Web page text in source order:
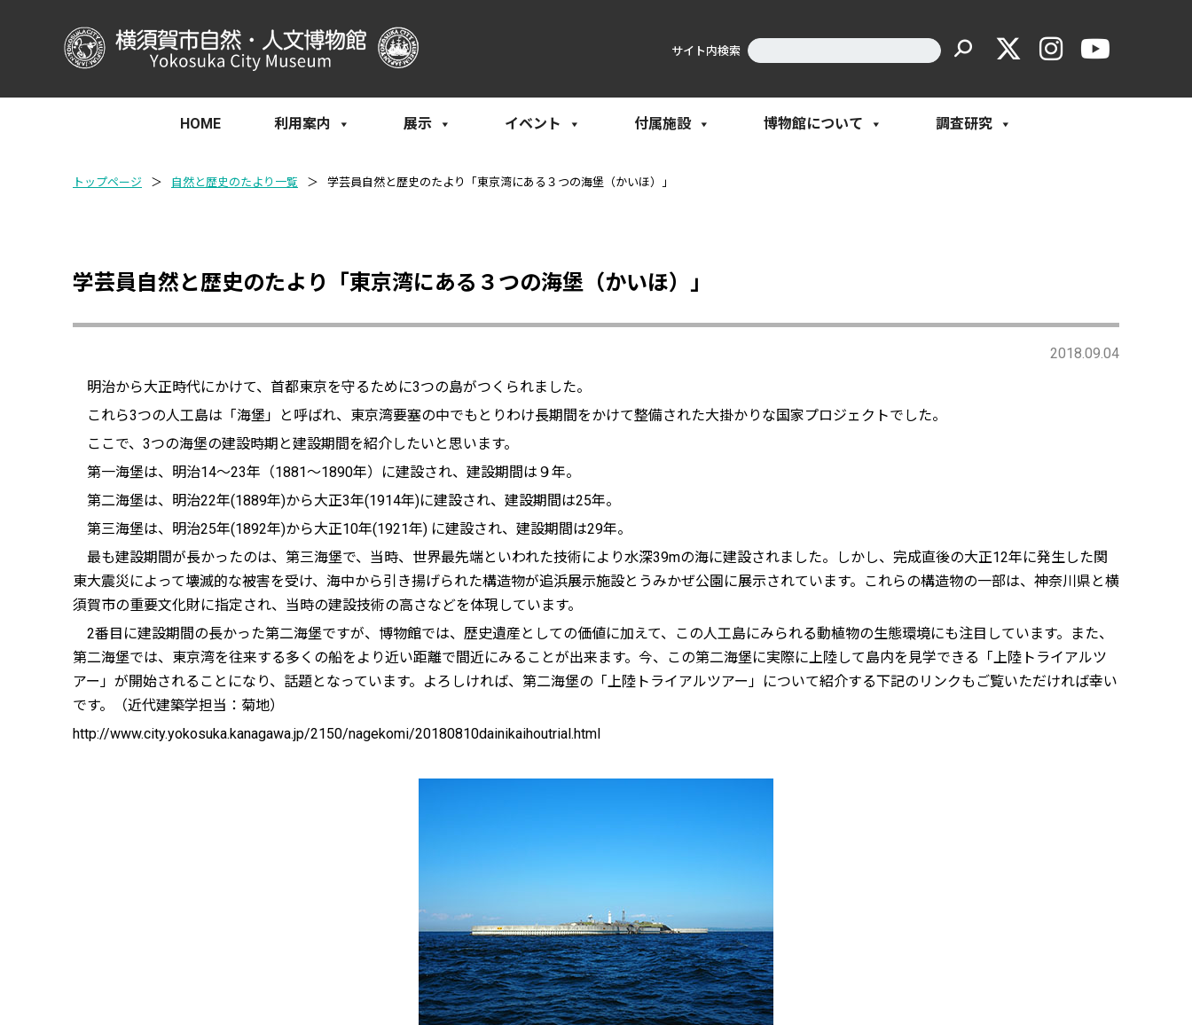
サイト内検索
HOME 利用案内 展示 イベント 付属施設 博物館について 調査研究
トップページ ＞ 自然と歴史のたより一覧 ＞ 学芸員自然と歴史のたより「東京湾にある３つの海堡（かいほ）」
学芸員自然と歴史のたより「東京湾にある３つの海堡（かいほ）」
2018.09.04
明治から大正時代にかけて、首都東京を守るために3つの島がつくられました。
これら3つの人工島は「海堡」と呼ばれ、東京湾要塞の中でもとりわけ長期間をかけて整備された大掛かりな国家プロジェクトでした。
ここで、3つの海堡の建設時期と建設期間を紹介したいと思います。
第一海堡は、明治14～23年（1881～1890年）に建設され、建設期間は９年。
第二海堡は、明治22年(1889年)から大正3年(1914年)に建設され、建設期間は25年。
第三海堡は、明治25年(1892年)から大正10年(1921年) に建設され、建設期間は29年。
最も建設期間が長かったのは、第三海堡で、当時、世界最先端といわれた技術により水深39mの海に建設されました。しかし、完成直後の大正12年に発生した関
東大震災によって壊滅的な被害を受け、海中から引き揚げられた構造物が追浜展示施設とうみかぜ公園に展示されています。これらの構造物の一部は、神奈川県と横
須賀市の重要文化財に指定され、当時の建設技術の高さなどを体現しています。
2番目に建設期間の長かった第二海堡ですが、博物館では、歴史遺産としての価値に加えて、この人工島にみられる動植物の生態環境にも注目しています。また、
第二海堡では、東京湾を往来する多くの船をより近い距離で間近にみることが出来ます。今、この第二海堡に実際に上陸して島内を見学できる「上陸トライアルツ
アー」が開始されることになり、話題となっています。よろしければ、第二海堡の「上陸トライアルツアー」について紹介する下記のリンクもご覧いただければ幸い
です。（近代建築学担当：菊地）
http://www.city.yokosuka.kanagawa.jp/2150/nagekomi/20180810dainikaihoutrial.html